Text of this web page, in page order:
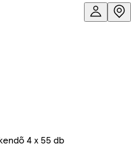
4 x 55 db